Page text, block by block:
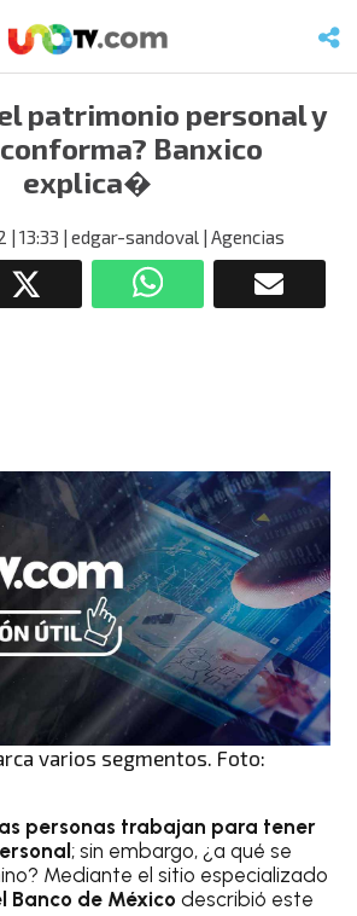
patrimonio personal y
Banxico
explica�
| 13:33 | edgar-sandoval | Agencias
varios segmentos. Foto:
personas trabajan para tener
; sin embargo, ¿a qué se
Mediante el sitio especializado
Banco de México describió este